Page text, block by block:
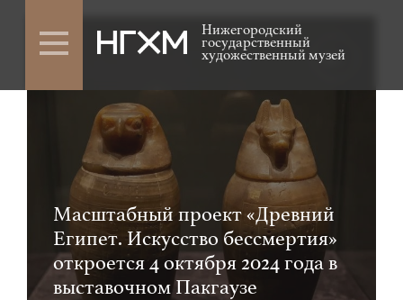
Нижегородский
государственный
художественный музей
6+
Масштабный проект «Древний
Египет. Искусство бессмертия»
откроется 4 октября 2024 года в
выставочном Пакгаузе